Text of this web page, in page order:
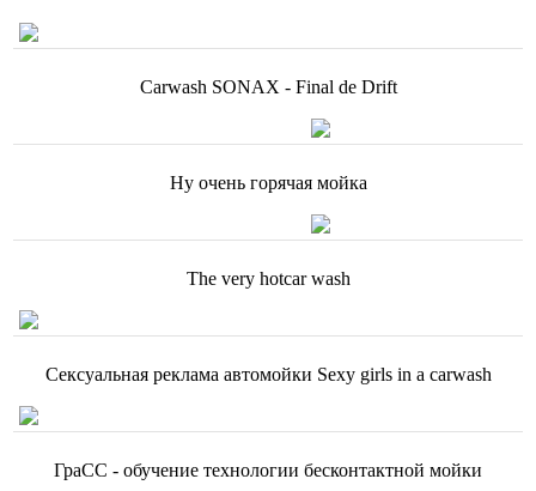
Carwash SONAX - Final de Drift
Ну очень горячая мойка
The very hotcar wash
Сексуальная реклама автомойки Sexy girls in a carwash
ГраСС - обучение технологии бесконтактной мойки